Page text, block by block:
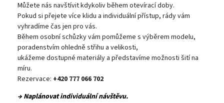
Můžete nás navštívit kdykoliv během otevírací doby.
Pokud si přejete více klidu a individuální přístup, rády vám
vyhradíme čas jen pro vás.
Během osobní schůzky vám pomůžeme s výběrem modelu,
poradenstvím ohledně střihu a velikosti,
ukážeme dostupné materiály a představíme možnosti šití na
míru.
Rezervace: +420 777 066 702
→ Naplánovat individuální návštěvu.